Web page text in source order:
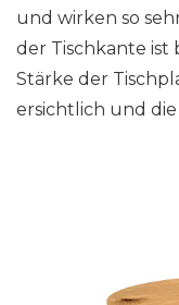
und wirken so
der Tischkante ist
Stärke der
ersichtlich und